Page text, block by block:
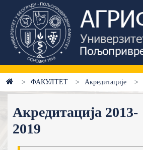
ФАКУЛТЕТ Акредитације
Акредитација 2013-
2019